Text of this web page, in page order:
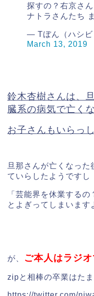
探すの？右京さ
ナトラさんたち
— Tぼん（ハシ
March 13, 2019
鈴木杏樹さんは、
臓系の病気で亡く
お子さんもいらっ
旦那さんが亡くなっ
ていらしたようですし
「芸能界を休業する
とよぎってしまいます
が、 ご本人はラジ
zipと相棒の卒業はた